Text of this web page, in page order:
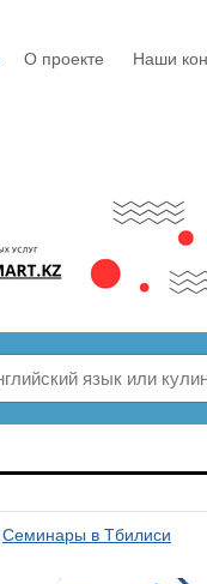
О проекте Наши
Семинары в Тбилиси